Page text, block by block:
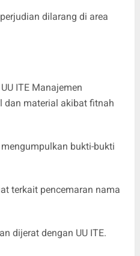
dilarang di area
ITE Manajemen
dan material akibat fitnah
bukti-bukti
terkait pencemaran nama
dijerat dengan UU ITE.